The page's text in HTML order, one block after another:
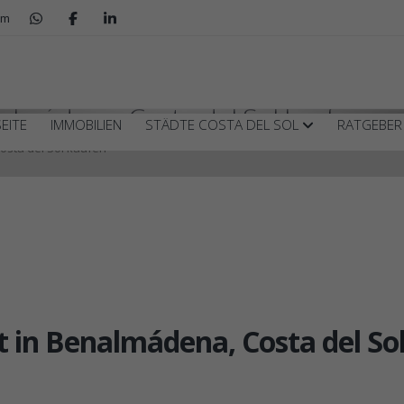
IMMOBILIEN STÄDTE COSTA DEL SOL RATGEBER
Costa del Sol kaufen
del Sol kaufen
Benalmádena, Costa del